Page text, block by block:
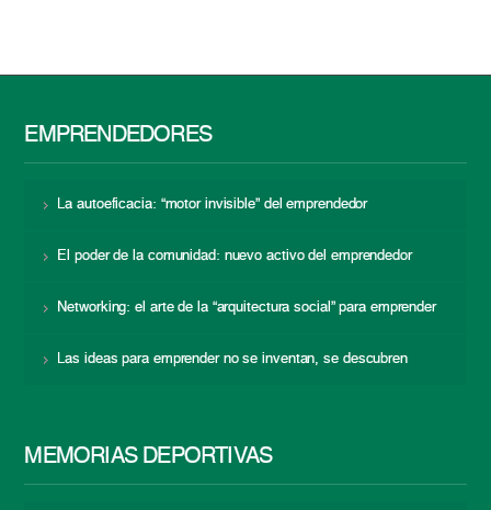
EMPRENDEDORES
La autoeficacia: “motor invisible” del emprendedor
El poder de la comunidad: nuevo activo del emprendedor
Networking: el arte de la “arquitectura social” para emprender
Las ideas para emprender no se inventan, se descubren
MEMORIAS DEPORTIVAS